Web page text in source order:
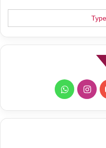
YouTube
Instagram
WhatsApp